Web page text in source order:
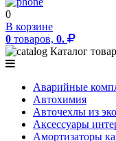
0
В корзине
0 товаров, 0.
Каталог
Аварийные
Автохимия
Авточехлы из
Аксессуары
Амортизаторы